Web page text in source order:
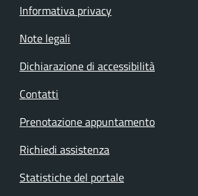
Informativa privacy
Note legali
Dichiarazione di accessibilità
Contatti
Prenotazione appuntamento
Richiedi assistenza
Statistiche del portale